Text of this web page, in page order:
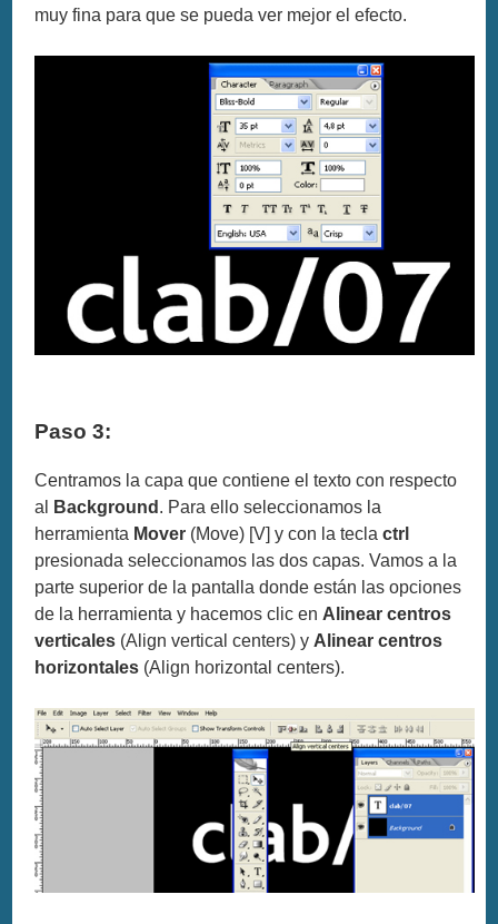
muy fina para que se pueda ver mejor el efecto.
Paso 3:
Centramos la capa que contiene el texto con respecto
al
Background . Para ello seleccionamos la
herramienta Mover (Move) [V] y con la teclactrl
presionada seleccionamos las dos capas. Vamos a la
parte superior de la pantalla donde están las opciones
de la herramienta y hacemos clic en Alinear centros
verticales (Align vertical centers) y Alinear centros
horizontales (Align horizontal centers).